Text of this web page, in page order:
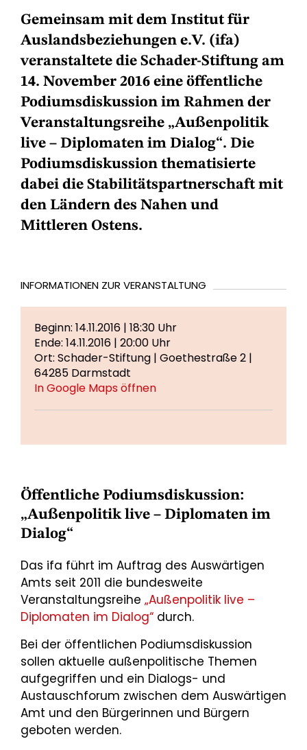
Gemeinsam mit dem Institut für
Auslandsbeziehungen e.V. (ifa)
veranstaltete die Schader-Stiftung am
14. November 2016 eine öffentliche
Podiumsdiskussion im Rahmen der
Veranstaltungsreihe „Außenpolitik
live – Diplomaten im Dialog“. Die
Podiumsdiskussion thematisierte
dabei die Stabilitätspartnerschaft mit
den Ländern des Nahen und
Mittleren Ostens.
INFORMATIONEN ZUR VERANSTALTUNG
Beginn: 14.11.2016 | 18:30 Uhr
Ende: 14.11.2016 | 20:00 Uhr
Ort: Schader-Stiftung | Goethestraße 2 |
64285 Darmstadt
In Google Maps öffnen
Öffentliche Podiumsdiskussion:
„Außenpolitik live – Diplomaten im
Dialog“
Das ifa führt im Auftrag des Auswärtigen
Amts seit 2011 die bundesweite
Veranstaltungsreihe „Außenpolitik live –
Diplomaten im Dialog“ durch.
Bei der öffentlichen Podiumsdiskussion
sollen aktuelle außenpolitische Themen
aufgegriffen und ein Dialogs- und
Austauschforum zwischen dem Auswärtigen
Amt und den Bürgerinnen und Bürgern
geboten werden.